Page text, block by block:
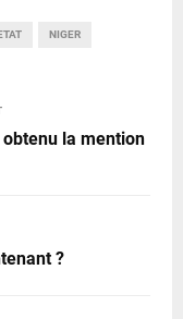
NIGER
obtenu la mention
?